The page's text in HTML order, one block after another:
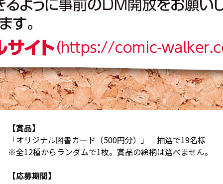
【賞品】
「オリジナル図書カード（500円分）」 抽選で19名様
※全12種からランダムで1枚。賞品の絵柄は選べません。
【応募期間】